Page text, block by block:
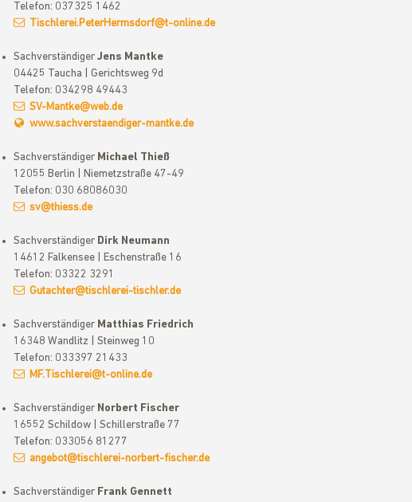
Telefon: 037325 1462
Tischlerei.PeterHermsdorf@t-online.de
Sachverständiger Jens Mantke
04425 Taucha | Gerichtsweg 9d
Telefon: 034298 49443
SV-Mantke@web.de
www.sachverstaendiger-mantke.de
Sachverständiger Michael Thieß
12055 Berlin | Niemetzstraße 47-49
Telefon: 030 68086030
sv@thiess.de
Sachverständiger Dirk Neumann
14612 Falkensee | Eschenstraße 16
Telefon: 03322 3291
Gutachter@tischlerei-tischler.de
Sachverständiger Matthias Friedrich
16348 Wandlitz | Steinweg 10
Telefon: 033397 21433
MF.Tischlerei@t-online.de
Sachverständiger Norbert Fischer
16552 Schildow | Schillerstraße 77
Telefon: 033056 81277
angebot@tischlerei-norbert-fischer.de
Sachverständiger Frank Gennett